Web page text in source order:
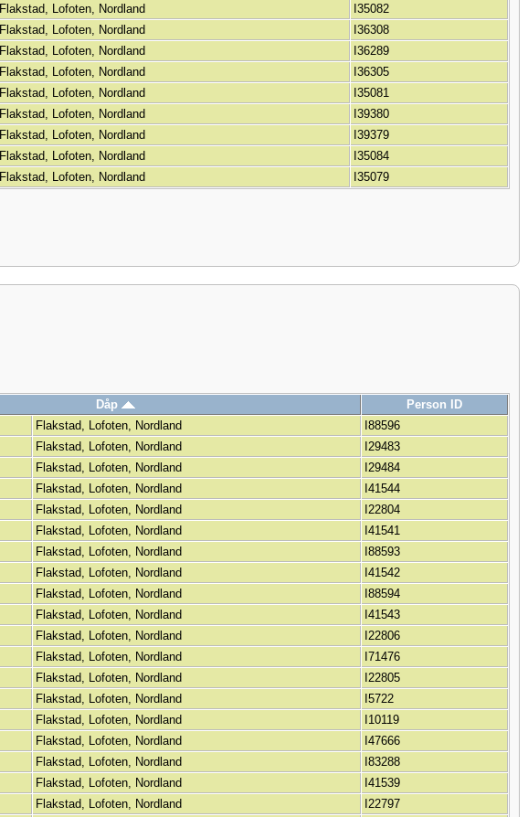
Flakstad, Lofoten, Nordland
I35082
Flakstad, Lofoten, Nordland
I36308
Flakstad, Lofoten, Nordland
I36289
Flakstad, Lofoten, Nordland
I36305
Flakstad, Lofoten, Nordland
I35081
Flakstad, Lofoten, Nordland
I39380
Flakstad, Lofoten, Nordland
I39379
Flakstad, Lofoten, Nordland
I35084
Flakstad, Lofoten, Nordland I35079
Dåp
Person ID
Flakstad, Lofoten, Nordland
I88596
Flakstad, Lofoten, Nordland
I29483
Flakstad, Lofoten, Nordland
I29484
Flakstad, Lofoten, Nordland
I41544
Flakstad, Lofoten, Nordland
I22804
Flakstad, Lofoten, Nordland
I41541
Flakstad, Lofoten, Nordland
I88593
Flakstad, Lofoten, Nordland
I41542
Flakstad, Lofoten, Nordland
I88594
Flakstad, Lofoten, Nordland
I41543
Flakstad, Lofoten, Nordland
I22806
Flakstad, Lofoten, Nordland
I71476
Flakstad, Lofoten, Nordland
I22805
Flakstad, Lofoten, Nordland
I5722
Flakstad, Lofoten, Nordland
I10119
Flakstad, Lofoten, Nordland
I47666
Flakstad, Lofoten, Nordland
I83288
Flakstad, Lofoten, Nordland
I41539
Flakstad, Lofoten, Nordland
I22797